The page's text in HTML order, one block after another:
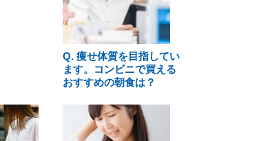
Q. 痩せ体質を目指してい
ます。コンビニで買える
おすすめの朝食は？